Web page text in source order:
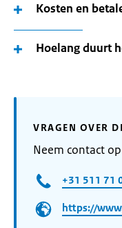
Kosten en
Hoelang duurt
VRAGEN OVER
Neem contact
+31 511 71
https://